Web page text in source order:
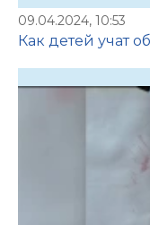
09.04.2024, 10:53
Как детей учат